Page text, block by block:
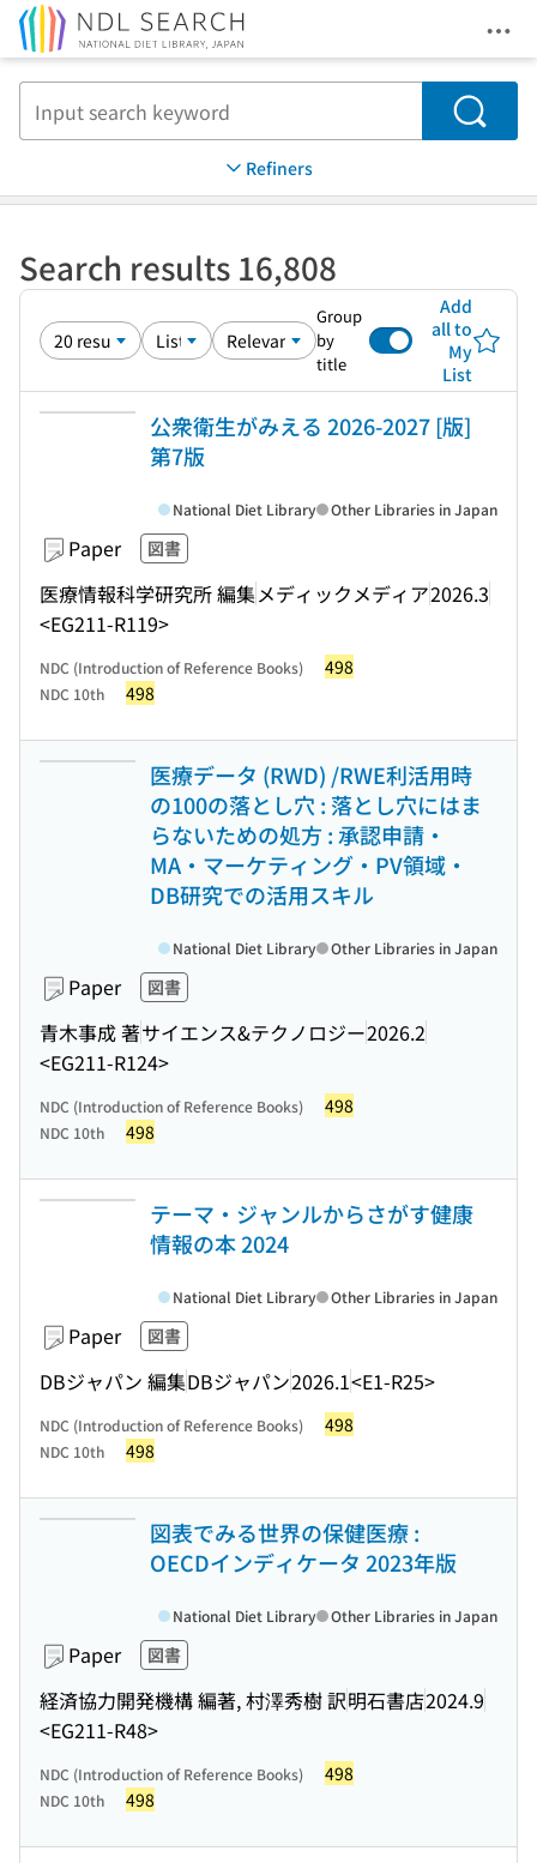
Search
Refiners
Search results 16,808
Group
by
title
Add
all to
My
List
公衆衛生がみえる 2026-2027 [版]
第7版
Paper 図書
医療情報科学研究所 編集メディックメディア2026.3
<EG211-R119>
National Diet Library Other Libraries in Japan
NDC (Introduction of Reference Books) 498
NDC 10th 498
医療データ (RWD) /RWE利活用時
の100の落とし穴 : 落とし穴にはま
らないための処方 : 承認申請・
MA・マーケティング・PV領域・
DB研究での活用スキル
Paper 図書
青木事成 著サイエンス&テクノロジー2026.2
<EG211-R124>
National Diet Library Other Libraries in Japan
NDC (Introduction of Reference Books) 498
NDC 10th 498
テーマ・ジャンルからさがす健康
情報の本 2024
Paper 図書
DBジャパン 編集DBジャパン2026.1<E1-R25>
National Diet Library Other Libraries in Japan
NDC (Introduction of Reference Books) 498
NDC 10th 498
図表でみる世界の保健医療 :
OECDインディケータ 2023年版
Paper 図書
経済協力開発機構 編著, 村澤秀樹 訳明石書店2024.9
<EG211-R48>
National Diet Library Other Libraries in Japan
NDC (Introduction of Reference Books) 498
NDC 10th 498